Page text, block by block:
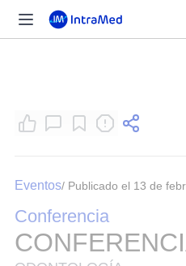
Eventos/ Publicado el 13 de
Conferencia